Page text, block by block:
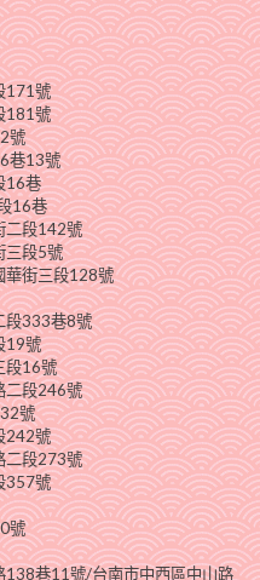
171號
181號
號
巷13號
16巷
16巷
二段142號
三段5號
華街三段128號
段333巷8號
19號
段16號
二段246號
號
242號
二段273號
357號
號
138巷11號/台南市中西區中山路